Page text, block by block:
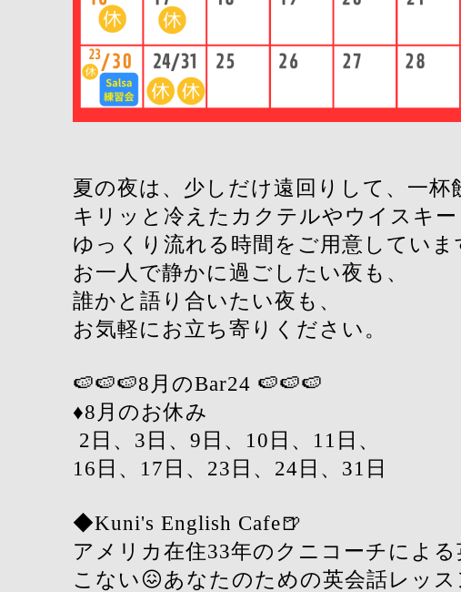
夏の夜は、少しだけ遠回りして、一
キリッと冷えたカクテルやウイスキ
ゆっくり流れる時間をご用意していま
お一人で静かに過ごしたい夜も、
誰かと語り合いたい夜も、
お気軽にお立ち寄りください。
🍉🍉🍉8月のBar24 🍉🍉🍉
♦︎8月のお休み
2日、3日、9日、10日、11日、
16日、17日、23日、24日、31日
◆Kuni's English Cafe🍺
アメリカ在住33年のクニコーチによ
こない😖あなたのための英会話レッ